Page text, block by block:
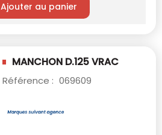
Ajouter au panier
MANCHON D.125 VRAC
Référence : 069609